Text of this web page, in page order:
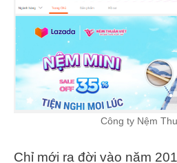
Công ty Nệm
Chỉ mới ra đời vào năm